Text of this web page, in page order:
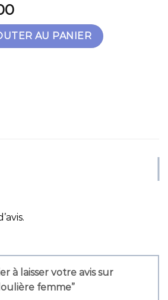
bandoulière femme
AU PANIER
à laisser votre avis sur
femme”